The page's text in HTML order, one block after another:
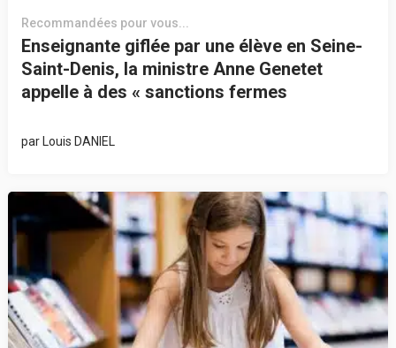
Recommandées pour vous...
Enseignante giflée par une élève en Seine-
Saint-Denis, la ministre Anne Genetet
appelle à des « sanctions fermes
parLouis DANIEL